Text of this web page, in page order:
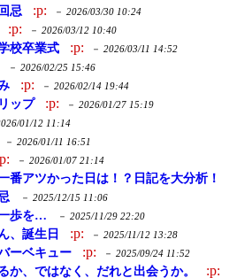
忌 :p: － 2026/03/30 10:24
:p: － 2026/03/12 10:40
校卒業式 :p: － 2026/03/11 14:52
－ 2026/02/25 15:46
:p: － 2026/02/14 19:44
ップ :p: － 2026/01/27 15:19
01/12 11:14
－ 2026/01/11 16:51
－ 2026/01/07 21:14
番アツかった日は！？日記を大分析！
－ 2025/12/15 11:06
歩を… － 2025/11/29 22:20
、誕生日 :p: － 2025/11/12 13:28
ーベキュー :p: － 2025/09/24 11:52
か、ではなく、だれと出会うか。 :p: